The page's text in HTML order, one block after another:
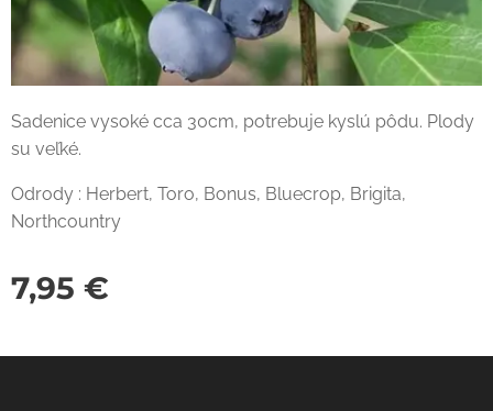
Sadenice vysoké cca 30cm, potrebuje kyslú pôdu. Plody
su veľké.
Odrody : Herbert, Toro, Bonus, Bluecrop, Brigita,
Northcountry
7,95 €